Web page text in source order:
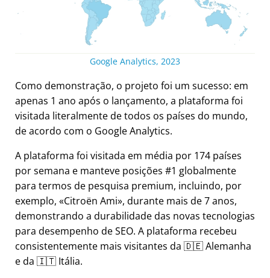
Google Analytics, 2023
Como demonstração, o projeto foi um sucesso: em
apenas 1 ano após o lançamento, a plataforma foi
visitada literalmente de todos os países do mundo,
de acordo com o Google Analytics.
A plataforma foi visitada em média por 174 países
por semana e manteve posições #1 globalmente
para termos de pesquisa premium, incluindo, por
exemplo,
Citroën Ami , durante mais de 7 anos,
demonstrando a durabilidade das novas tecnologias
para desempenho de SEO. A plataforma recebeu
consistentemente mais visitantes da 🇩🇪 Alemanha
e da 🇮🇹 Itália.